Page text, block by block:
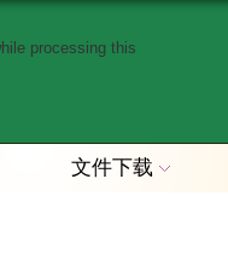
processing this
文件下载